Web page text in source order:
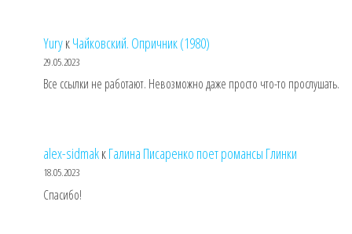
YuryкЧайковский. Опричник (1980)
29.05.2023
Все ссылки не работают. Невозможно даже просто что-то прослушать.
alex-sidmakкГалина Писаренко поет романсы Глинки
18.05.2023
Спасибо!